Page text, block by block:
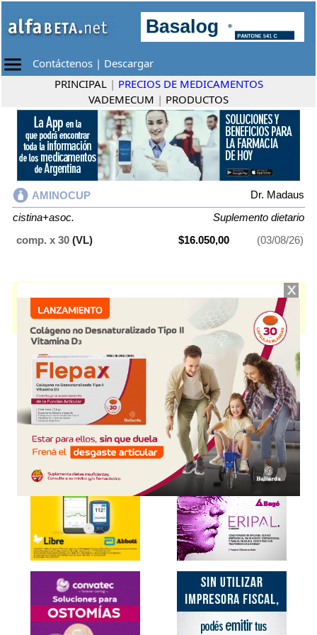
Contáctenos | Descargar
PRINCIPAL | PRECIOS DE MEDICAMENTOS
VADEMECUM | PRODUCTOS
AMINOCUP
Dr. Madaus
cistina+asoc.
Suplemento dietario
comp. x 30 (VL) $16.050,00 (03/08/26)
dietario. Es producido por
y cuenta con 1 presentación
disponible.
Explorar más
Otros productos con
cistina+asoc.
Otros productos de
Dr. Madaus